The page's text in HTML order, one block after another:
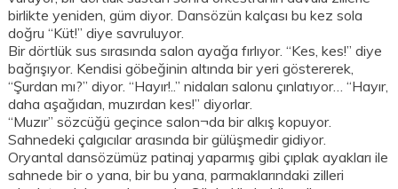
birlikte yeniden, güm diyor. Dansözün kalçası bu kez sola
doğru “Küt!” diye savruluyor.
Bir dörtlük sus sırasında salon ayağa fırlıyor. “Kes, kes!” diye
bağrışıyor. Kendisi göbeğinin altında bir yeri göstererek,
“Şurdan mı?” diyor. “Hayır!..” nidaları salonu çınlatıyor… “Hayır,
daha aşağıdan, muzırdan kes!” diyorlar.
“Muzır” sözcüğü geçince salon¬da bir alkış kopuyor.
Sahnedeki çalgıcılar arasında bir gülüşmedir gidiyor.
Oryantal dansözümüz patinaj yaparmış gibi çıplak ayakları ile
sahnede bir o yana, bir bu yana, parmaklarındaki zilleri